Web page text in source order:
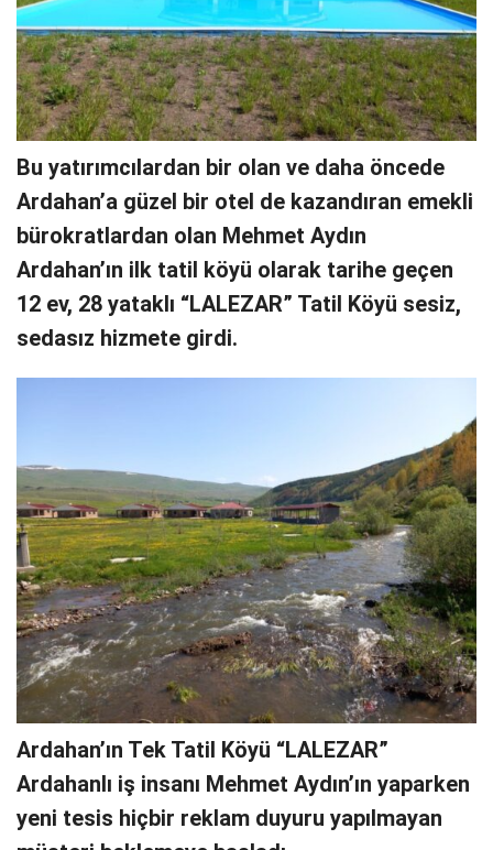
Bu yatırımcılardan bir olan ve daha öncede
Ardahan’a güzel bir otel de kazandıran emekli
bürokratlardan olan Mehmet Aydın
Ardahan’ın ilk tatil köyü olarak tarihe geçen
12 ev, 28 yataklı “LALEZAR” Tatil Köyü sesiz,
sedasız hizmete girdi.
Ardahan’ın Tek Tatil Köyü “LALEZAR”
Ardahanlı iş insanı Mehmet Aydın’ın yaparken
yeni tesis hiçbir reklam duyuru yapılmayan